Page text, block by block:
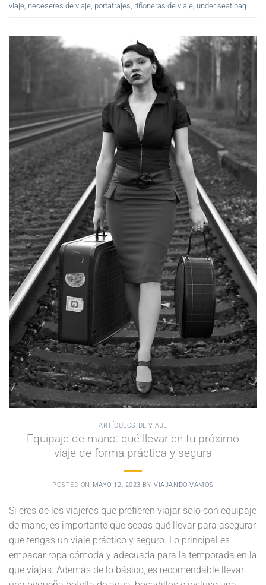
viaje neceseres de viaje portatrajes riñoneras de viaje under seat bag
ARTÍCULOS DE VIAJE
Equipaje de mano: qué llevar en tu próximo
viaje de forma práctica y segura
POSTED ON MAYO 12, 2023 BYVIAJANDO VAMOS
Si eres de los viajeros que prefieren viajar solo con equipaje
de mano, es importante que sepas qué llevar para asegurar
que tengas un viaje práctico y seguro. Lo principal es
empacar ropa cómoda y adecuada para la temporada en la
que viajas. Además de lo básico, es recomendable llevar